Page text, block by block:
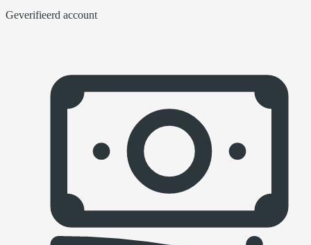
Geverifieerd account